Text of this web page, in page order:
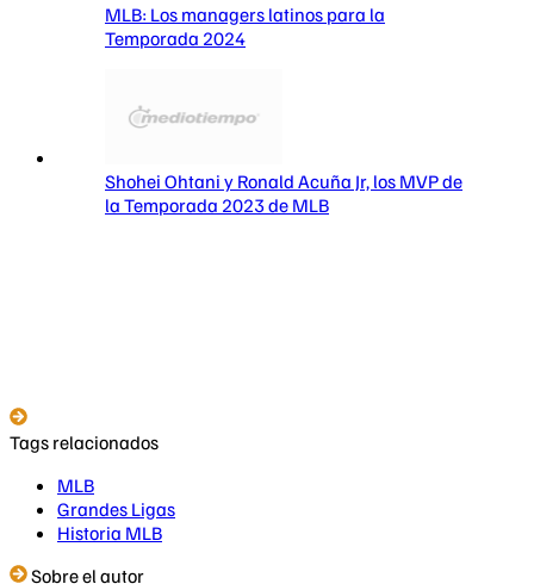
MLB: Los managers latinos para la
Temporada 2024
Shohei Ohtani y Ronald Acuña Jr, los MVP de
la Temporada 2023 de MLB
Tags relacionados
MLB
Grandes Ligas
Historia MLB
Sobre el autor